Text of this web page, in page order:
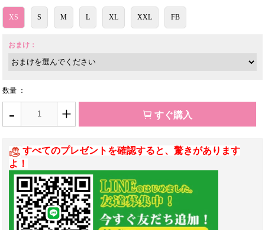
XS S M L XL XXL FB
おまけ：
数量 ：
- + すぐ購入
すべてのプレゼントを確認すると、驚きがあります
よ！